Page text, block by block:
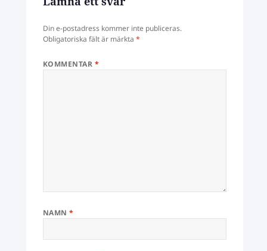
Din e-postadress kommer inte publiceras.
Obligatoriska fält är märkta *
KOMMENTAR *
NAMN*